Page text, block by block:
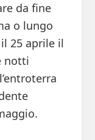
da fine
o lungo
25 aprile il
notti